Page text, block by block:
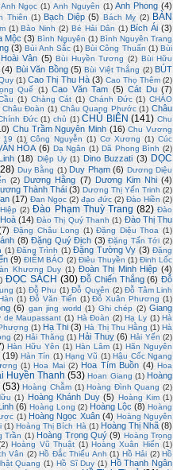
Anh Ngọc (1) Anh Nguyên (1) Anh Phong (4)
Thiên (1) Bạch Diệp (5) Bách Mỵ (2) BÀN
(1) Bảo Ninh (2) Bé Hải Dân (1) Bích Ái (3)
Mộc (3) Bình Nguyên (1) Bình Nguyên Trang
(3) Bùi Anh Sắc (1) Bùi Công Thuấn (1) Bùi
Hoài Vân (5) Bùi Huyền Tương (2) Bùi Hữu
(4) Bùi Văn Bồng (5) Bùi Việt Thắng (2) BÚT
(1) Cao Thị Thu Hà (3) Cao Thọ Thêm (2)
Quế (1) Cao Văn Tam (5) Cát Du (7)
(1) Chàng Cát (1) Chánh Đức (1) CHÀO
Châu Đoàn (1) Châu Quang Phước (1) Châu
Đức (1) chủ (1) CHỦ BIÊN (141) Chu
Chu Trầm Nguyên Minh (16) Chu Vương
19 (1) Công Nguyễn (1) Cơ Xương (1) Cúc
HÓA (6) Dạ Ngân (1) Dã Phong Bình (2)
(18) Diệp Uy (1) Dino Buzzati (3) DỌC
Duy Bằng (1) Duy Phạm (6) Dương Diệu
(2) Dương Hằng (7) Dương Kim Nhi (4)
Thành Thái (3) Dương Thị Yến Trinh (2)
(17) Đan Ngọc (2) đạo đức (2) Đào Hiền (2)
(2) Đào Phạm Thuỳ Trang (82) Đào
(14) Đào Thị Quý Thanh (1) Đào Thị Thu
Đặng Châu Long (1) Đặng Diệu Thoa (1)
(8) Đặng Quý Địch (3) Đặng Tấn Tới (2)
(1) Đăng Trình (1) Đặng Tường Vy (3) Đặng
(9) ĐIỂM BÁO (2) Điêu Thuyền (1) Đinh Lốc
Khương Duy (1) Đoàn Thị Minh Hiệp (4)
ĐỌC SÁCH (30) Đỗ Chiến Thắng (6) Đỗ
(1) Đỗ Phu (1) Đỗ Quyên (2) Đỗ Tâm Linh
(1) Đỗ Văn Tiến (1) Đỗ Xuân Phương (1)
(6) gan jing world (1) Ghi chép (2) Giang
de Maupassant (1) Hà Đoàn (2) Hạ Ly (1) Hà
(1) Hạ Thi (3) Hà Thị Thu Hằng (1) Hà
(2) Hải Thăng (1) Hải Thuỵ (6) Hải Yến (2)
Hàn Hữu Yên (1) Hàn Lâm (1) Hãn Nguyên
(19) Hàn Tín (1) Hạng Vũ (1) Hậu Cốc Ngang
(1) Hoa Mai (2) Hoa Tím Buồn (4) Hoa
Huyền Thanh (53) Hoan Giang (1) Hoàng
(53) Hoàng Chẫm (1) Hoàng Đình Quang (2)
(1) Hoàng Khánh Duy (5) Hoàng Kim (1)
(6) Hoàng Long (2) Hoàng Lộc (8) Hoàng
(1) Hoàng Ngọc Xuân (4) Hoàng Nguyên
(1) Hoàng Thị Bích Hà (1) Hoàng Thị Nhã (8)
Trần (1) Hoàng Trọng Quý (9) Hoàng Trọng
Hoàng Vũ Thuật (1) Hoàng Xuân Hiến (1)
Vân (2) Hồ Đắc Thiếu Anh (1) Hồ Hải (2) Hồ
Quang (1) Hồ Sĩ Duy (1) Hồ Thanh Ngân